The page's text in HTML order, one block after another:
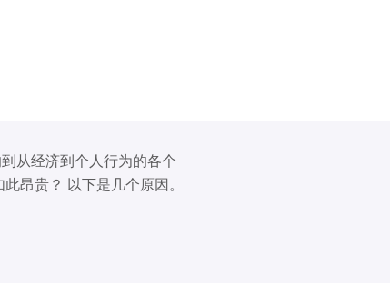
从经济到个人行为的各个
昂贵？ 以下是几个原因。